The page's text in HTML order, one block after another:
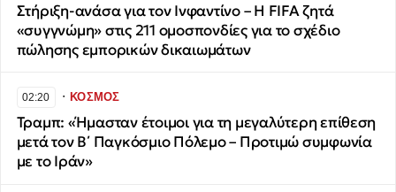
Στήριξη-ανάσα για τον Ινφαντίνο – Η FIFA ζητά
«συγγνώμη» στις 211 ομοσπονδίες για το σχέδιο
πώλησης εμπορικών δικαιωμάτων
02:20 ∙ΚΟΣΜΟΣ
Τραμπ: «Ήμασταν έτοιμοι για τη μεγαλύτερη επίθεση
μετά τον Β΄ Παγκόσμιο Πόλεμο – Προτιμώ συμφωνία
με το Ιράν»